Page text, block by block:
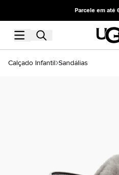
Parcele em até
Calçado Infantil Sandálias